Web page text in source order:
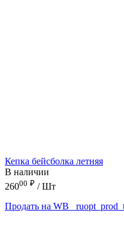
Кепка бейсболка летняя
В наличии
26000 ₽ / Шт
Продать на WB